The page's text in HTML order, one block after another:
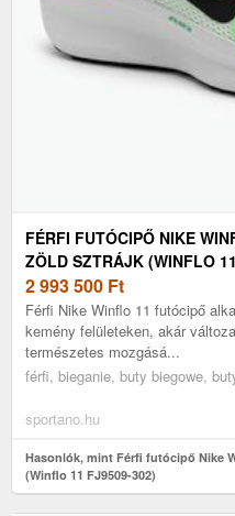
FÉRFI FUTÓCIPŐ NIKE
ZÖLD SZTRÁJK (WINFLO
2 993 500 Ft
Férfi Nike Winflo 11 futócipő
kemény felületeken, akár
természetes mozgásá...
férfi, bieganie, buty biegowe,
sportano.hu
Hasonlók, mint Férfi futócipő Nike
(Winflo 11 FJ9509-302)